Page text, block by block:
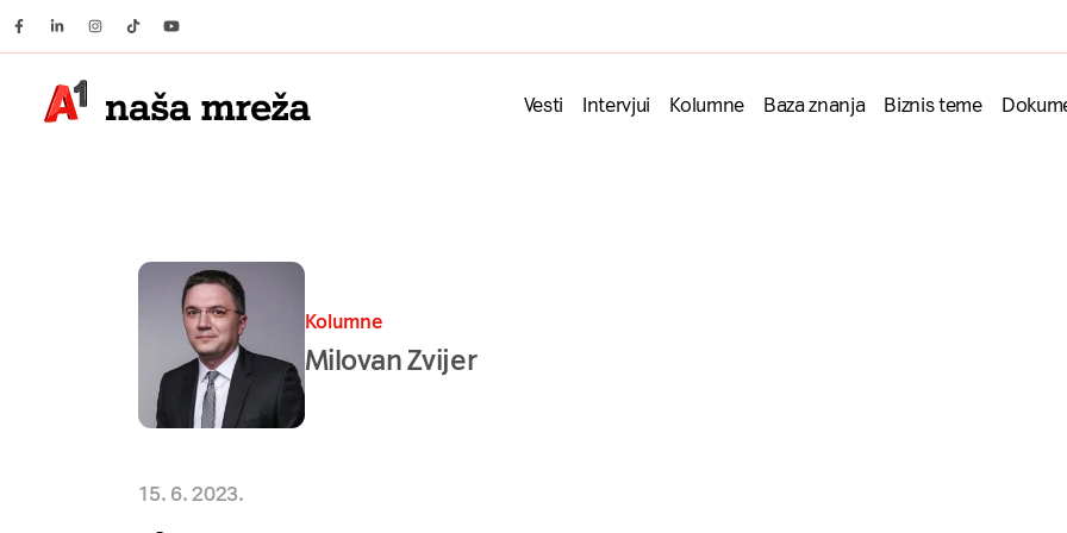
Facebook
LinkedinInstagram
TiktokYoutube
Vesti Intervjui Kolumne Baza znanja Biznis teme
Kolumne
Milovan Zvijer
15. 6. 2023.